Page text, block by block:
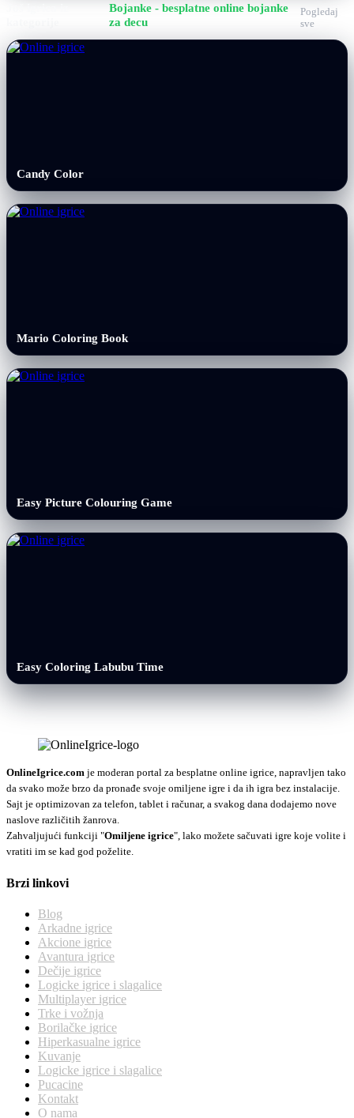
Bojanke - besplatne online bojanke
za decu
Pogledaj
sve
Candy Color
Mario Coloring Book
Easy Picture Colouring Game
Easy Coloring Labubu Time
OnlineIgrice.com je moderan portal za besplatne online igrice, napravljen tako
da svako može brzo da pronađe svoje omiljene igre i da ih igra bez instalacije.
Sajt je optimizovan za telefon, tablet i računar, a svakog dana dodajemo nove
naslove različitih žanrova.
Zahvaljujući funkciji "Omiljene igrice", lako možete sačuvati igre koje volite i
vratiti im se kad god poželite.
Brzi linkovi
Blog
Arkadne igrice
Akcione igrice
Avantura igrice
Dečije igrice
Logicke igrice i slagalice
Multiplayer igrice
Trke i vožnja
Borilačke igrice
Hiperkasualne igrice
Kuvanje
Logicke igrice i slagalice
Pucacine
Kontakt
O nama